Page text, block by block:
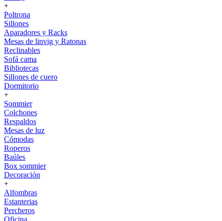
+
Poltrona
Sillones
Aparadores y Racks
Mesas de linvig y Ratonas
Reclinables
Sofá cama
Bibliotecas
Sillones de cuero
Dormitorio
+
Sommier
Colchones
Respaldos
Mesas de luz
Cómodas
Roperos
Baúles
Box sommier
Decoración
+
Alfombras
Estanterias
Percheros
Oficina